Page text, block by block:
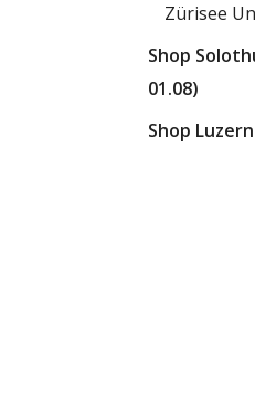
Zürisee
Shop
01.08)
Shop Luzern